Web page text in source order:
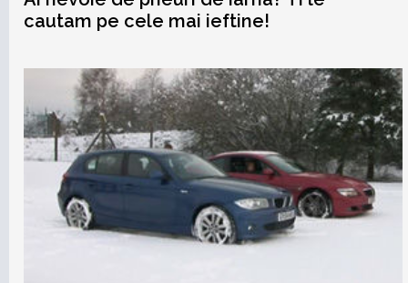
cautam pe cele mai ieftine!